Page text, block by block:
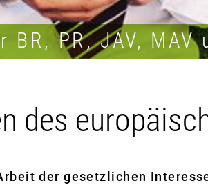
BR, PR, JAV, MAV
des
der gesetzlichen